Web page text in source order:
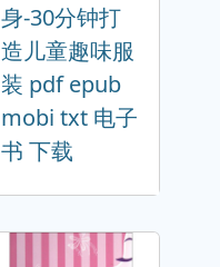
身-30分钟打
造儿童趣味服
装 pdf epub
mobi txt 电子
书 下载